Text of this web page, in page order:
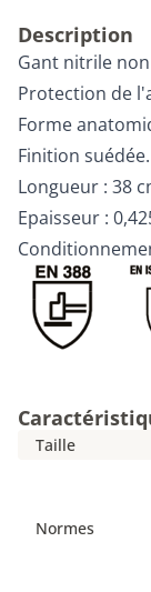
Description
Gant nitrile
Protection de
Forme
Finition suédée.
Longueur : 38
Epaisseur :
Taille
Normes